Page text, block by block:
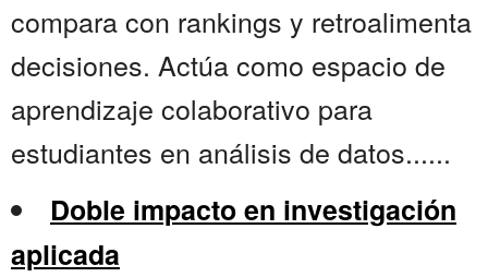
compara con rankings y retroalimenta
decisiones. Actúa como espacio de
aprendizaje colaborativo para
estudiantes en análisis de datos......
Doble impacto en investigación
aplicada